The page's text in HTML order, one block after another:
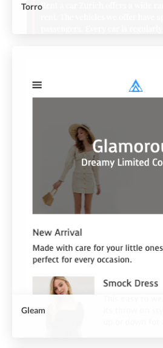
Torro
Gleam